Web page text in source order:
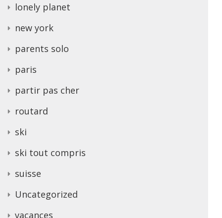
lonely planet
new york
parents solo
paris
partir pas cher
routard
ski
ski tout compris
suisse
Uncategorized
vacances